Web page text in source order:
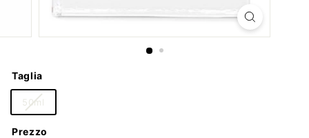
Taglia
50ml
Prezzo